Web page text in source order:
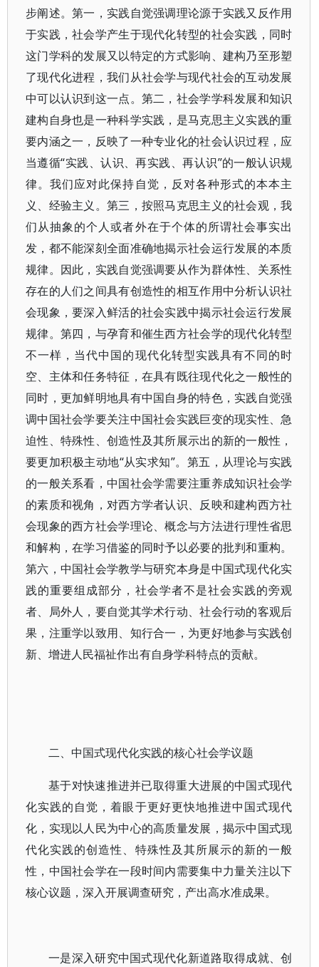
步阐述。第一，实践自觉强调理论源于实践又反作用
于实践，社会学产生于现代化转型的社会实践，同时
这门学科的发展又以特定的方式影响、建构乃至形塑
了现代化进程，我们从社会学与现代社会的互动发展
中可以认识到这一点。第二，社会学学科发展和知识
建构自身也是一种科学实践，是马克思主义实践的重
要内涵之一，反映了一种专业化的社会认识过程，应
当遵循“实践、认识、再实践、再认识”的一般认识规
律。我们应对此保持自觉，反对各种形式的本本主
义、经验主义。第三，按照马克思主义的社会观，我
们从抽象的个人或者外在于个体的所谓社会事实出
发，都不能深刻全面准确地揭示社会运行发展的本质
规律。因此，实践自觉强调要从作为群体性、关系性
存在的人们之间具有创造性的相互作用中分析认识社
会现象，要深入鲜活的社会实践中揭示社会运行发展
规律。第四，与孕育和催生西方社会学的现代化转型
不一样，当代中国的现代化转型实践具有不同的时
空、主体和任务特征，在具有既往现代化之一般性的
同时，更加鲜明地具有中国自身的特色，实践自觉强
调中国社会学要关注中国社会实践巨变的现实性、急
迫性、特殊性、创造性及其所展示出的新的一般性，
要更加积极主动地“从实求知”。第五，从理论与实践
的一般关系看，中国社会学需要注重养成知识社会学
的素质和视角，对西方学者认识、反映和建构西方社
会现象的西方社会学理论、概念与方法进行理性省思
和解构，在学习借鉴的同时予以必要的批判和重构。
第六，中国社会学教学与研究本身是中国式现代化实
践的重要组成部分，社会学者不是社会实践的旁观
者、局外人，要自觉其学术行动、社会行动的客观后
果，注重学以致用、知行合一，为更好地参与实践创
新、增进人民福祉作出有自身学科特点的贡献。
二、中国式现代化实践的核心社会学议题
基于对快速推进并已取得重大进展的中国式现代
化实践的自觉，着眼于更好更快地推进中国式现代
化，实现以人民为中心的高质量发展，揭示中国式现
代化实践的创造性、特殊性及其所展示的新的一般
性，中国社会学在一段时间内需要集中力量关注以下
核心议题，深入开展调查研究，产出高水准成果。
一是深入研究中国式现代化新道路取得成就、创